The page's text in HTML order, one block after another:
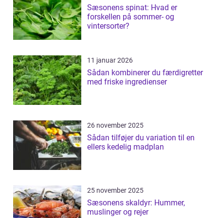
Sæsonens spinat: Hvad er
forskellen på sommer- og
vintersorter?
11 januar 2026
Sådan kombinerer du færdigretter
med friske ingredienser
26 november 2025
Sådan tilføjer du variation til en
ellers kedelig madplan
25 november 2025
Sæsonens skaldyr: Hummer,
muslinger og rejer